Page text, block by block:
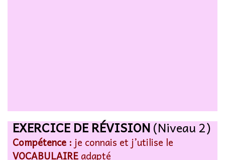
EXERCICE DE RÉVISION(Niveau 2)
Compétence : je connais et j’utilise le
VOCABULAIRE adapté